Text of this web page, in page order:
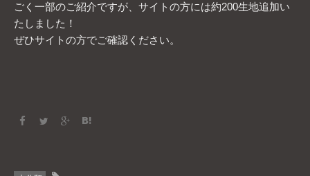
ごく一部のご紹介ですが、サイトの方には約200生地追加い
たしました！
ぜひサイトの方でご確認ください。